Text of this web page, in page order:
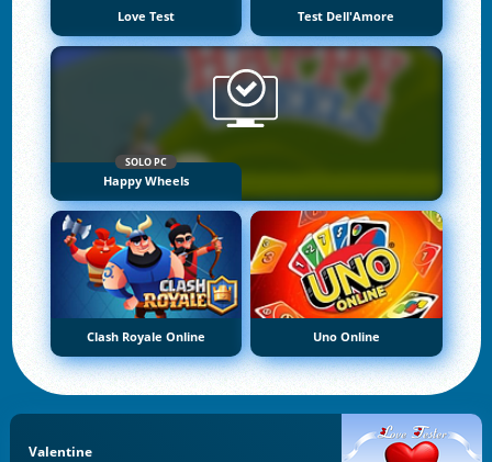
Love Test Test Dell'Amore
SOLO PC
Happy Wheels
Clash Royale Online Uno Online
Valentine